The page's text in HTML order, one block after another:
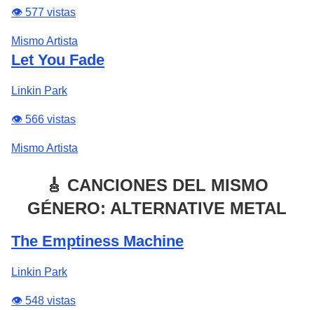
👁️ 577 vistas
Mismo Artista
Let You Fade
Linkin Park
👁️ 566 vistas
Mismo Artista
🎸 CANCIONES DEL MISMO
GÉNERO: ALTERNATIVE METAL
The Emptiness Machine
Linkin Park
👁️ 548 vistas